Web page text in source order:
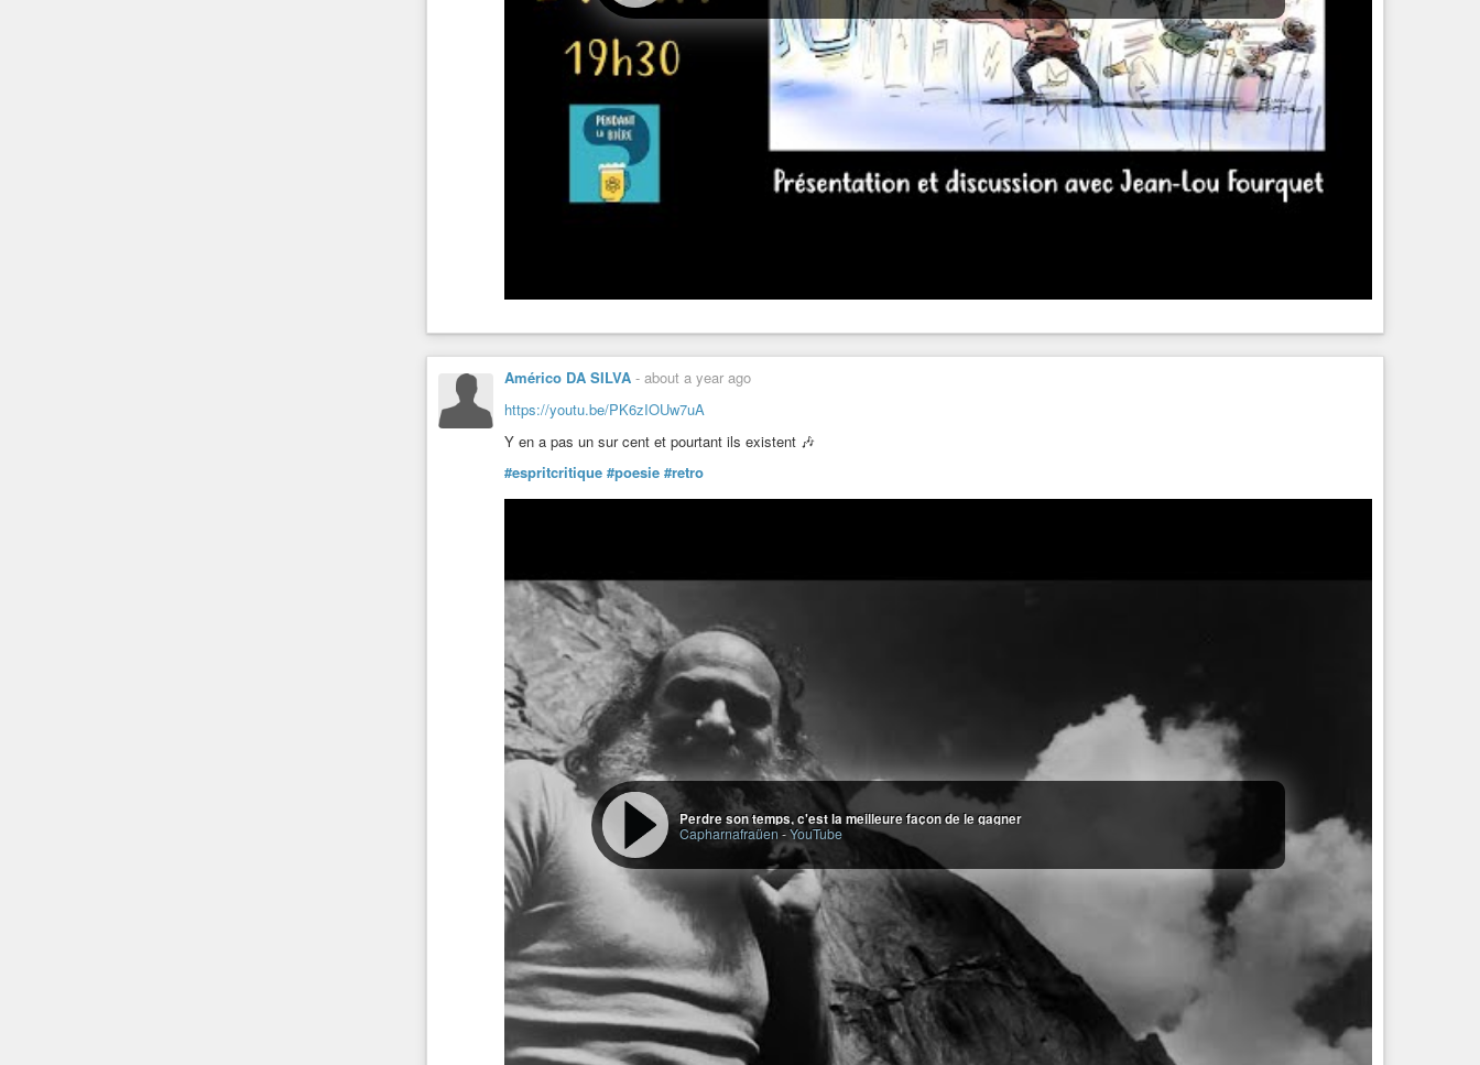
Américo DA SILVA - about a year ago
https://youtu.be/PK6zIOUw7uA
Y en a pas un sur cent et pourtant ils existent 🎶
#espritcritique #poesie #retro
Perdre son temps, c'est la meilleure façon de le gagner
Capharnafraüen -YouTube